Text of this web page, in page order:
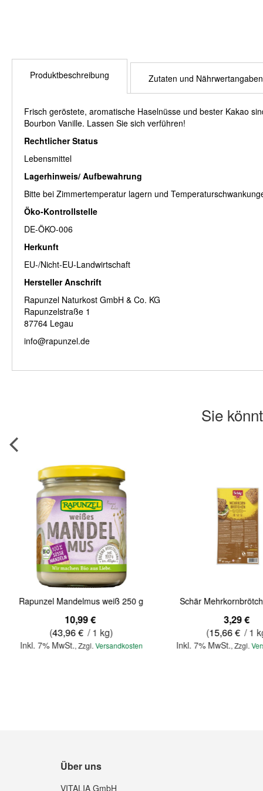
Produktbeschreibung
Frisch geröstete, aromatische Haselnüsse und bester Kakao
Bourbon Vanille. Lassen Sie sich verführen!
Rechtlicher Status
Lebensmittel
Lagerhinweis/ Aufbewahrung
Bitte bei Zimmertemperatur lagern und
Öko-Kontrollstelle
DE-ÖKO-006
Herkunft
EU-/Nicht-EU-Landwirtschaft
Hersteller Anschrift
Rapunzel Naturkost GmbH & Co. KG
Rapunzelstraße 1
87764 Legau
info@rapunzel.de
Zutaten und Nährwertangaben
Sie
Rapunzel Mandelmus weiß 250 g
10,99 €
(43,96 € / 1 kg)
Inkl. 7% MwSt., Zzgl. Versandkosten
Schär
3,29 €
(15,66 € / 1
Inkl. 7% MwSt.,Zzgl.
Über uns
VITALIA GmbH